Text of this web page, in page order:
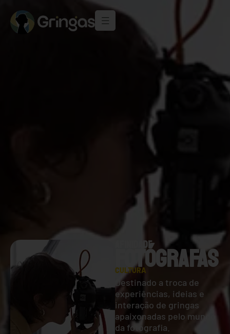
AFINIDADE
FOTÓGRAFAS
CULTURA
Destinado a troca de
experiências, ideias e
interação de gringas
apaixonadas pelo mundo
da fotografia.